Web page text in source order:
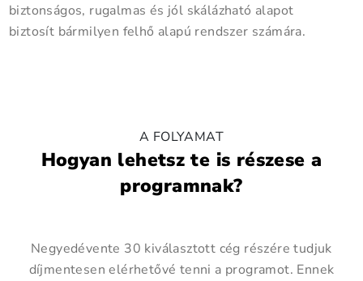
biztonságos, rugalmas és jól skálázható alapot
biztosít bármilyen felhő alapú rendszer számára.
A FOLYAMAT
Hogyan lehetsz te is részese a
programnak?
Negyedévente 30 kiválasztott cég részére tudjuk
díjmentesen elérhetővé tenni a programot. Ennek